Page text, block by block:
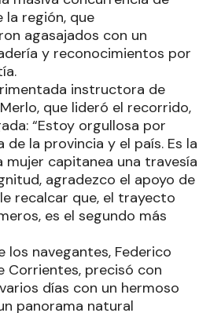
la región, que
agasajados con un
y reconocimientos por
instructora de
que lideró el recorrido,
“Estoy orgullosa por
la provincia y el país. Es la
mujer capitanea una travesía
agradezco el apoyo de
recalcar que, el trayecto
es el segundo más
los navegantes, Federico
Corrientes, precisó con
días con un hermoso
panorama natural